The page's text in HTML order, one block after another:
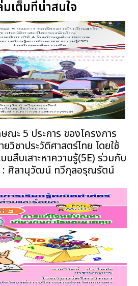
เต็มที่น่าสนใจ
ะ 5 ประการ ของโครงการ
ยวิชาประวัติศาสตร์ไทย โดยใช้
บสืบเสาะหาความรู้(5E) ร่วมกับ
ศิลานุวัฒน์ ทวีกุลอรุณรัตน์